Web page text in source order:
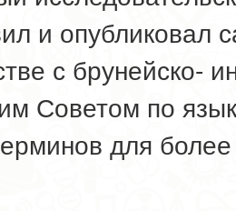
и опубликовал
с брунейско-
Советом по
для